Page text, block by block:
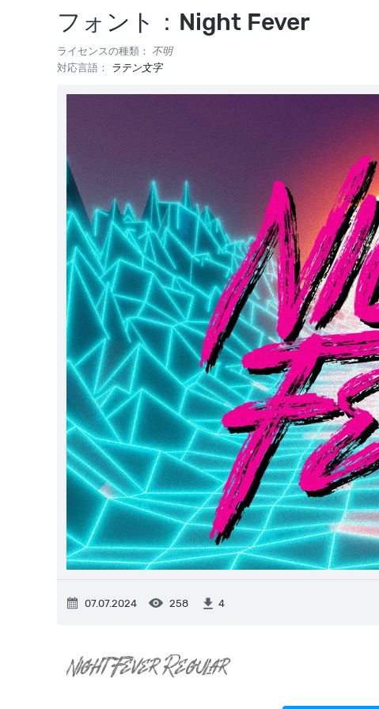
フォント：Night Fever
ライセンスの種類： 不明
対応言語：
ラテン文字
07.07.2024 258 4